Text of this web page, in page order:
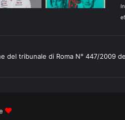
del tribunale di Roma N° 447/2009